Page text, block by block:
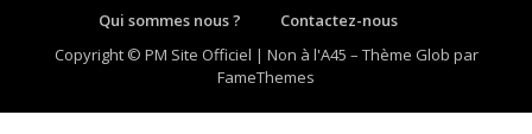
Qui sommes nous ?
Contactez-nous
Copyright © PM Site Officiel | Non à l'A45 – Thème Glob par
FameThemes